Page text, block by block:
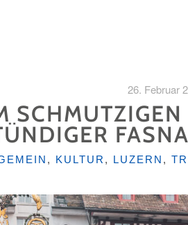
26. Februar
, KULTUR , LUZERN ,